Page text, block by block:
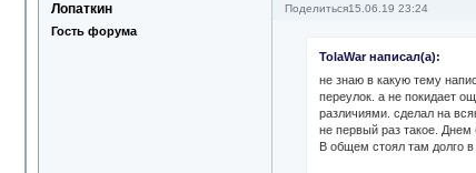
Поделиться15.06.19 23:24
Лопаткин
Гость форума
TolaWar написал(а):
не знаю в какую тему
переулок. а не покидает
различиями. сделал на
не первый раз такое. Днем
В общем стоял там долго